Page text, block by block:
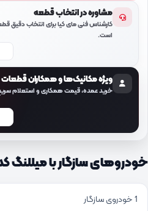
مشاوره در انتخاب قطعه
کارشناس فنی مای کیا برای انتخاب
است.
ویژه مکانیک‌ها و همکاران قطعات
خرید عمده، قیمت همکاری و استعلام
خودروهای سازگار با میللنگ کد فنی
1 خودروی سازگار